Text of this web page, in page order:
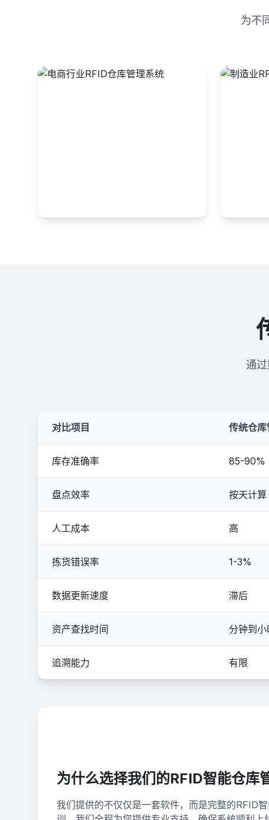
为不
查看方案
通
对比项目 传统仓库
库存准确率 85-90%
盘点效率 按天计算
人工成本 高
拣货错误率 1-3%
数据更新速度 滞后
资产查找时间 分钟到小
追溯能力 有限
为什么选择我们的RFID智能仓库
我们提供的不仅仅是一套软件，而是完整的RFID